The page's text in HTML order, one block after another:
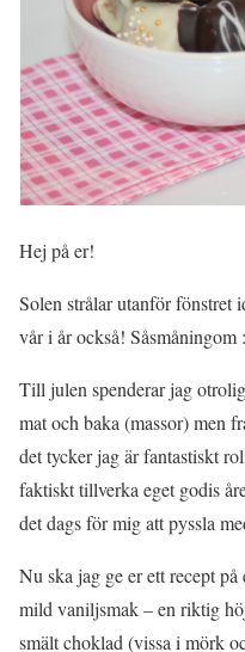
Hej på er!
Solen strålar utanför fönstret
vår i år också! Såsmåningom
Till julen spenderar jag
mat och baka (massor) men
det tycker jag är fantastiskt
faktiskt tillverka eget godis
det dags för mig att pyssla
Nu ska jag ge er ett recept
mild vaniljsmak – en riktig
smält choklad (vissa i mörk